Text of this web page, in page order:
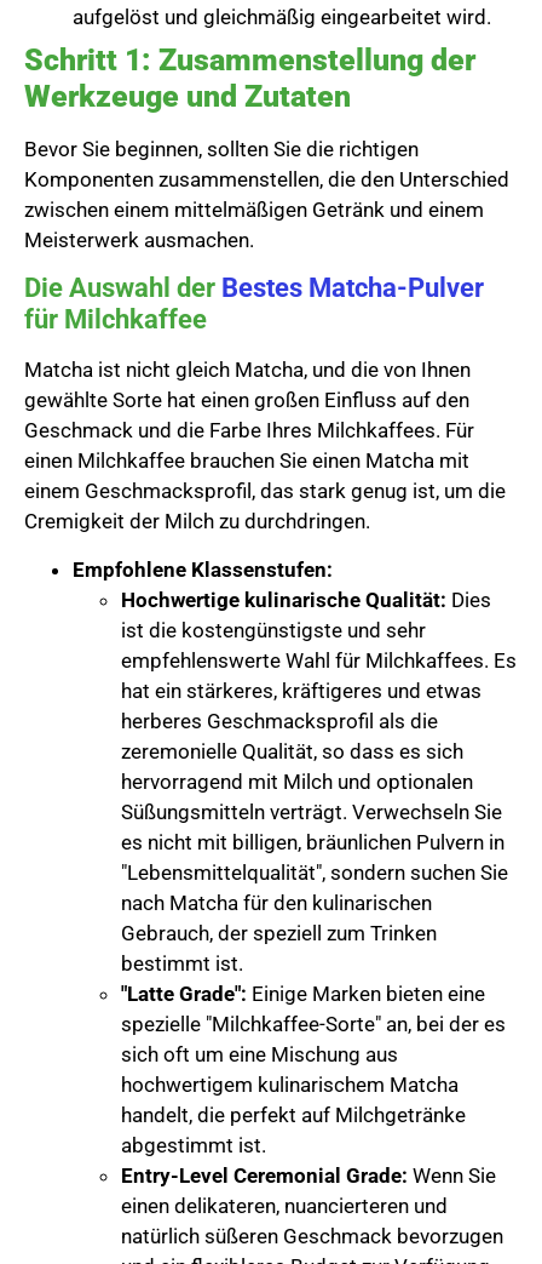
aufgelöst und gleichmäßig eingearbeitet wird.
Schritt 1: Zusammenstellung der
Werkzeuge und Zutaten
Bevor Sie beginnen, sollten Sie die richtigen
Komponenten zusammenstellen, die den Unterschied
zwischen einem mittelmäßigen Getränk und einem
Meisterwerk ausmachen.
Die Auswahl der Bestes Matcha-Pulver
für Milchkaffee
Matcha ist nicht gleich Matcha, und die von Ihnen
gewählte Sorte hat einen großen Einfluss auf den
Geschmack und die Farbe Ihres Milchkaffees. Für
einen Milchkaffee brauchen Sie einen Matcha mit
einem Geschmacksprofil, das stark genug ist, um die
Cremigkeit der Milch zu durchdringen.
Empfohlene Klassenstufen:
Hochwertige kulinarische Qualität: Dies
ist die kostengünstigste und sehr
empfehlenswerte Wahl für Milchkaffees. Es
hat ein stärkeres, kräftigeres und etwas
herberes Geschmacksprofil als die
zeremonielle Qualität, so dass es sich
hervorragend mit Milch und optionalen
Süßungsmitteln verträgt. Verwechseln Sie
es nicht mit billigen, bräunlichen Pulvern in
"Lebensmittelqualität", sondern suchen Sie
nach Matcha für den kulinarischen
Gebrauch, der speziell zum Trinken
bestimmt ist.
"Latte Grade": Einige Marken bieten eine
spezielle "Milchkaffee-Sorte" an, bei der es
sich oft um eine Mischung aus
hochwertigem kulinarischem Matcha
handelt, die perfekt auf Milchgetränke
abgestimmt ist.
Entry-Level Ceremonial Grade: Wenn Sie
einen delikateren, nuancierteren und
natürlich süßeren Geschmack bevorzugen